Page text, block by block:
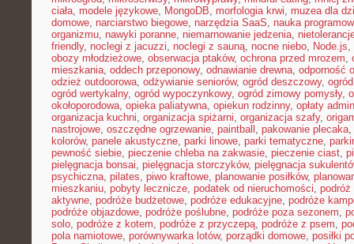
ciała, modele językowe, MongoDB, morfologia krwi, muzea dla
domowe, narciarstwo biegowe, narzędzia SaaS, nauka
organizmu, nawyki poranne, niemarnowanie jedzenia,
friendly, noclegi z jacuzzi, noclegi z sauną, nocne niebo, Node.js,
obozy młodzieżowe, obserwacja ptaków, ochrona przed mrozem,
mieszkania, oddech przeponowy, odnawianie drewna, odporność
odzież outdoorowa, odżywianie seniorów, ogród deszczowy,
ogród wertykalny, ogród wypoczynkowy, ogród zimowy pomysły,
okołoporodowa, opieka paliatywna, opiekun rodzinny, opłaty
organizacja kuchni, organizacja spiżarni, organizacja szafy,
nastrojowe, oszczędne ogrzewanie, paintball , pakowanie plecaka,
kolorów, panele akustyczne, parki linowe, parki tematyczne,
pewność siebie, pieczenie chleba na zakwasie, pieczenie ciast,
pielęgnacja bonsai, pielęgnacja storczyków, pielęgnacja
psychiczna, pilates, piwo kraftowe, planowanie posiłków,
mieszkaniu, pobyty lecznicze, podatek od nieruchomości, podróż
aktywne, podróże budżetowe, podróże edukacyjne, podróże
podróże objazdowe, podróże poślubne, podróże poza sezonem,
solo, podróże z kotem, podróże z przyczepą, podróże z psem,
pola namiotowe, porównywarka lotów, porządki domowe, posiłki